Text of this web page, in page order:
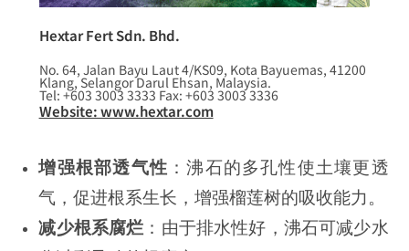
Hextar Fert Sdn. Bhd.
No. 64, Jalan Bayu Laut 4/KS09, Kota Bayuemas, 41200
Klang, Selangor Darul Ehsan, Malaysia.
Tel: +603 3003 3333 Fax: +603 3003 3336
Website: www.hextar.com
增强根部透气性 ：沸石的多孔性使土壤更透
气，促进根系生长，增强榴莲树的吸收能力。
减少根系腐烂 ：由于排水性好，沸石可减少水